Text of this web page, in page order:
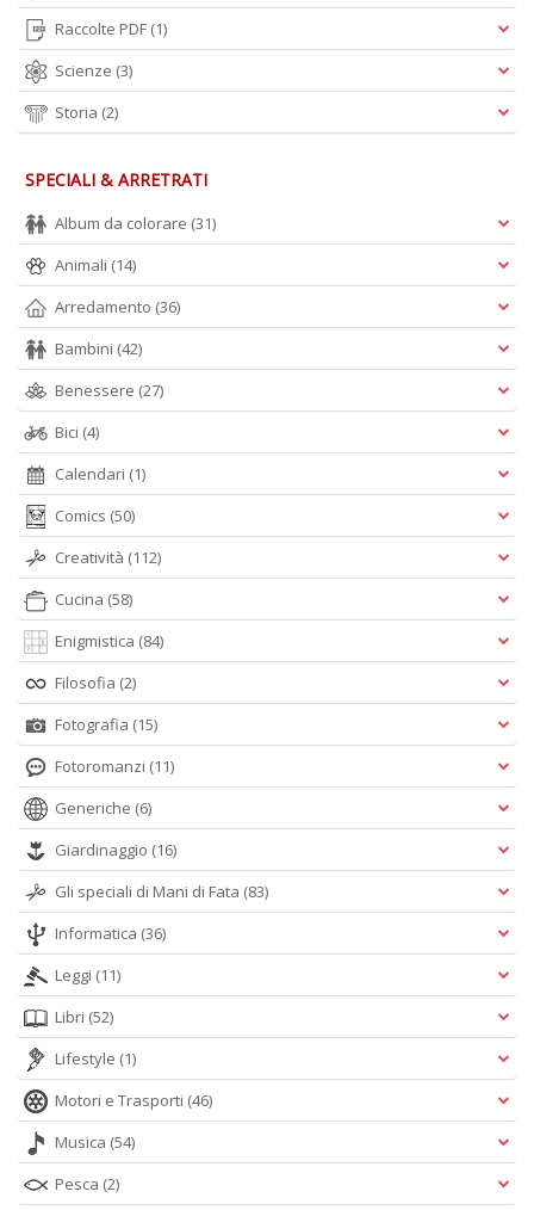
Raccolte PDF (1)
Scienze (3)
Storia (2)
SPECIALI & ARRETRATI
Album da colorare (31)
Animali (14)
Arredamento (36)
Bambini (42)
Benessere (27)
Bici (4)
Calendari (1)
Comics (50)
Creatività (112)
Cucina (58)
Enigmistica (84)
Filosofia (2)
Fotografia (15)
Fotoromanzi (11)
Generiche (6)
Giardinaggio (16)
Gli speciali di Mani di Fata (83)
Informatica (36)
Leggi (11)
Libri (52)
Lifestyle (1)
Motori e Trasporti (46)
Musica (54)
Pesca (2)